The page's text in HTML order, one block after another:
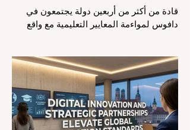
قادة من أكثر من أربعين دولة يجتمعون في
دافوس لمواءمة المعايير التعليمية مع واقع
مشهد #التعليم_العالمي تحولاً جذرياً وتاريخياً.
في الرابع من أغسطس 2026، توافد خبراء
دوليون وصناع قرار ومبتكرون في مجال
#تكنولوجيا_التعليم إلى مركز المؤتمرات في
دافوس لمناقشة التحديات والفرص الأكثر